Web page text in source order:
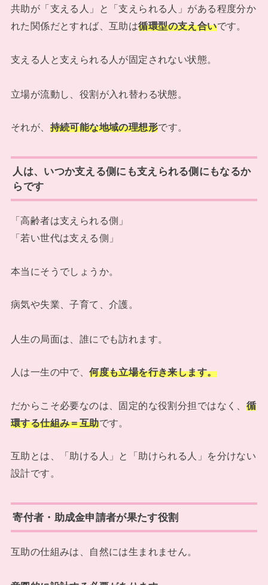
共助が「支える人」と「支えられる人」がある程度分か
れた関係だとすれば、互助は循環型の支え合いです。
支える人と支えられる人が固定されない状態。
立場が流動し、役割が入れ替わる状態。
それが、 持続可能な地域の理想形です。
人は、いつか支える側にも支えられる側にもなるか
らです
「高齢者は支えられる側」
「若い世代は支える側」
本当にそうでしょうか。
病気や失業、子育て、介護。
人生の局面は、誰にでも訪れます。
人は一生の中で、何度も立場を行き来します。
だからこそ必要なのは、固定的な役割分担ではなく、 循
環する仕組み＝互助です。
互助とは、「助ける人」と「助けられる人」を分けない
設計です。
寄付者・助成金申請者が果たす役割
互助の仕組みは、自然には生まれません。